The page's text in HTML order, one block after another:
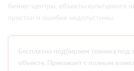
бизнес-центры, объекты культурного
простои и ошибки недопустимы.
Бесплатно подбираем технику под
объекте. Приезжает с полным